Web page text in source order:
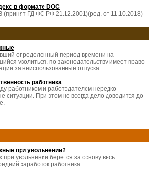
в формате DOC
(принят ГД ФС РФ 21.12.2001)(ред. от 11.10.2018)
определенный период времени на
уволиться, по законодательству имеет право
за неиспользованные отпуска.
работника
работником и работодателем нередко
ситуации. При этом не всегда дело доводится до
при увольнении?
при увольнении берется за основу весь
заработок работника.